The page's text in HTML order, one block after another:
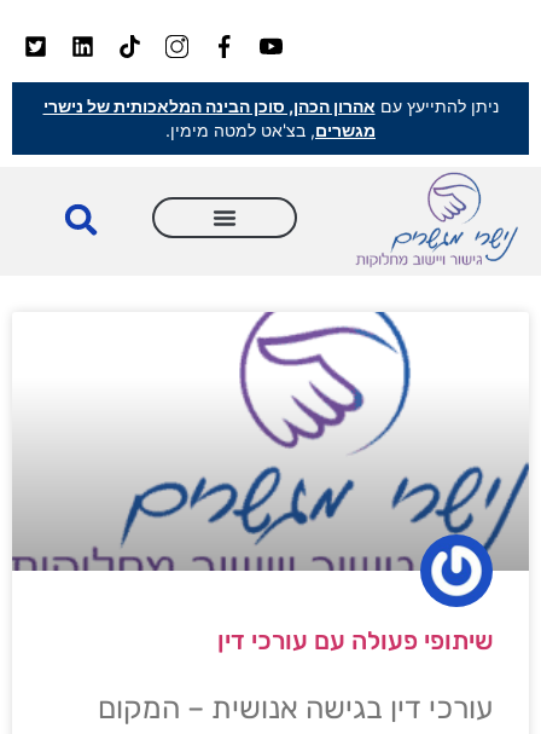
ניתן להתייעץ עם אהרון הכהן, סוכן הבינה המלאכותית של נישרי
מגשרים, בצ'אט למטה מימין.
שיתופי פעולה עם עורכי דין
עורכי דין בגישה אנושית – המקום